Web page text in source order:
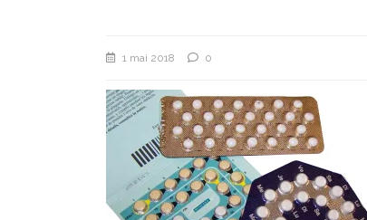
1 mai 2018 0